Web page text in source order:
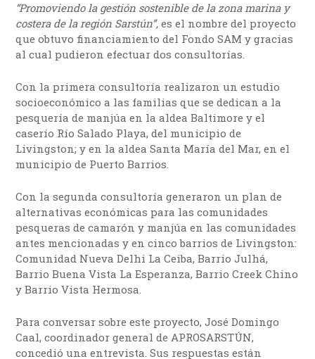
“Promoviendo la gestión sostenible de la zona marina y
costera de la región Sarstún”, es el nombre del proyecto
que obtuvo financiamiento del Fondo SAM y gracias
al cual pudieron efectuar dos consultorías.
Con la primera consultoría realizaron un estudio
socioeconómico a las familias que se dedican a la
pesquería de manjúa en la aldea Baltimore y el
caserío Río Salado Playa, del municipio de
Livingston; y en la aldea Santa María del Mar, en el
municipio de Puerto Barrios.
Con la segunda consultoría generaron un plan de
alternativas económicas para las comunidades
pesqueras de camarón y manjúa en las comunidades
antes mencionadas y en cinco barrios de Livingston:
Comunidad Nueva Delhi La Ceiba, Barrio Julhá,
Barrio Buena Vista La Esperanza, Barrio Creek Chino
y Barrio Vista Hermosa.
Para conversar sobre este proyecto, José Domingo
Caal, coordinador general de APROSARSTÚN,
concedió una entrevista. Sus respuestas están